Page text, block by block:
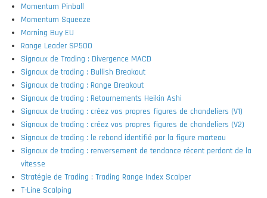
Momentum Pinball
Momentum Squeeze
Morning Buy EU
Range Leader SP500
Signaux de Trading : Divergence MACD
Signaux de trading : Bullish Breakout
Signaux de trading : Range Breakout
Signaux de trading : Retournements Heikin Ashi
Signaux de trading : créez vos propres figures de chandeliers (V1)
Signaux de trading : créez vos propres figures de chandeliers (V2)
Signaux de trading : le rebond identifié par la figure marteau
Signaux de trading : renversement de tendance récent perdant de la
vitesse
Stratégie de Trading : Trading Range Index Scalper
T-Line Scalping